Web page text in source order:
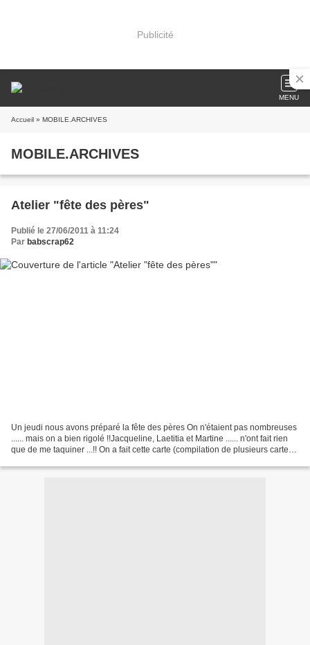
Publicité
MENU
Accueil » MOBILE.ARCHIVES
MOBILE.ARCHIVES
Atelier "fête des pères"
Publié le 27/06/2011 à 11:24
Par babscrap62
Un jeudi nous avons préparé la fête des pères On n'étaient pas nombreuses
...... mais on a bien rigolé !!Jacqueline, Laetitia et Martine ...... n'ont fait rien
que de me taquiner ...!! On a fait cette carte (compilation de plusieurs cartes